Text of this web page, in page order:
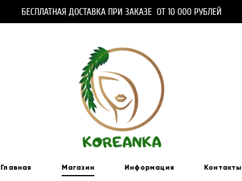
БЕСПЛАТНАЯ ДОСТАВКА ПРИ ЗАКАЗЕ ОТ 10 000 РУБЛЕЙ
Главная Магазин Информация Контакты